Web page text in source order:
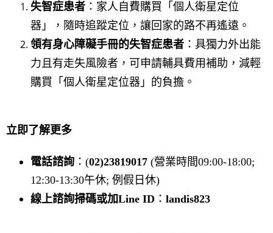
失智症患者 ：家人自費購買「個人衛星定位
器」，隨時追蹤定位，讓回家的路不再遙遠。
領有身心障礙手冊的失智症患者 ：具獨力外出能
力且有走失風險者，可申請輔具費用補助，減輕
購買「個人衛星定位器」的負擔。
立即了解更多
電話諮詢 ：(02)23819017 (營業時間09:00-18:00;
12:30-13:30午休; 例假日休)
線上諮詢掃碼或加Line ID ： landis823